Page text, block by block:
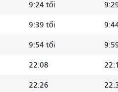
9:24 tối
9:39 tối
9:54 tối
22:08
22:26